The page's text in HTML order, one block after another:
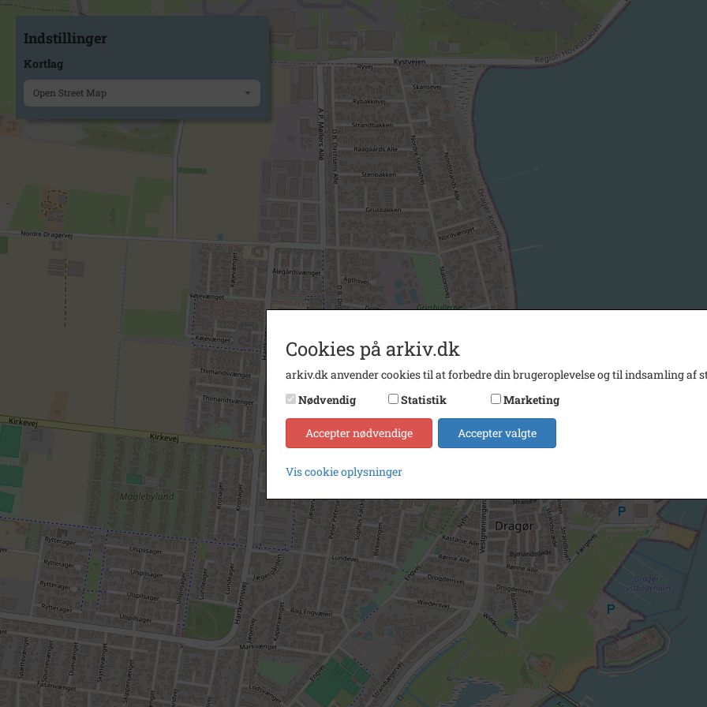
Indstillinger
Kortlag
Open Street Map
Cookies på arkiv.dk
arkiv.dk anvender cookies til at forbedre din brugeroplevelse og til indsamling af
Nødvendig
Statistik Marketing
Accepter nødvendige Accepter valgte
Vis cookie oplysninger